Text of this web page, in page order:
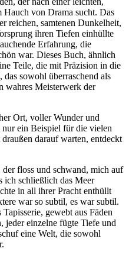
Hauch von Drama sucht. Das
reichen, samtenen Dunkelheit,
ihren Tiefen einhüllte
Erfahrung, die
war. Dieses Buch, ähnlich
Teile, die mit Präzision in die
sowohl überraschend als
wahres Meisterwerk der
Ort, voller Wunder und
ein Beispiel für die vielen
darauf warten, entdeckt
floss und schwand, mich auf
ich schließlich das Meer
in all ihrer Pracht enthüllt
war so subtil, es war subtil.
gewebt aus Fäden
jeder einzelne fügte Tiefe und
eine Welt, die sowohl